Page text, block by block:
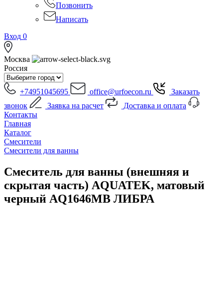
Позвонить
Написать
Вход 0
Москва
Россия
+74951045695 office@urfoecon.ru
Заказать
звонок
Заявка на расчет
Доставка и оплата
Контакты
Главная
Каталог
Смесители
Смесители для ванны
Смеситель для ванны (внешняя и
скрытая часть) AQUATEK, матовый
черный AQ1646MB ЛИБРА